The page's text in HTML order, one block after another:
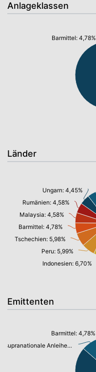
Anlageklassen
Barmittel: 4,78%
Länder
Indonesien: 6,70%
Peru: 5,99%
Tschechien: 5,98%
Barmittel: 4,78%
Malaysia: 4,58%
Rumänien: 4,58%
Ungarn: 4,45%
Emittenten
supranationale Anleihen: 8,13%
Barmittel: 4,78%